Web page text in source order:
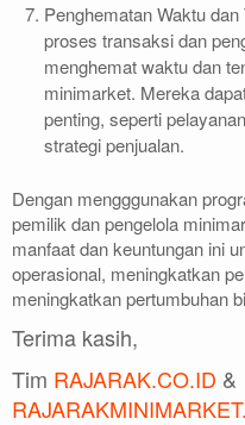
Penghematan Waktu
proses transaksi dan
menghemat waktu dan
minimarket. Mereka
penting, seperti
strategi penjualan.
Dengan mengggunakan
pemilik dan pengelola
manfaat dan keuntungan ini
operasional, meningkatkan
meningkatkan pertumbuhan
Terima kasih,
Tim RAJARAK.CO.ID &